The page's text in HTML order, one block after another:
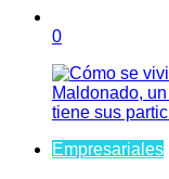
0
Empresariales